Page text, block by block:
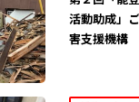
活動助成」
害支援機構